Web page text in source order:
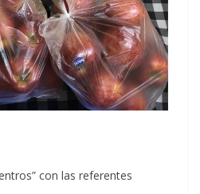
con las referentes